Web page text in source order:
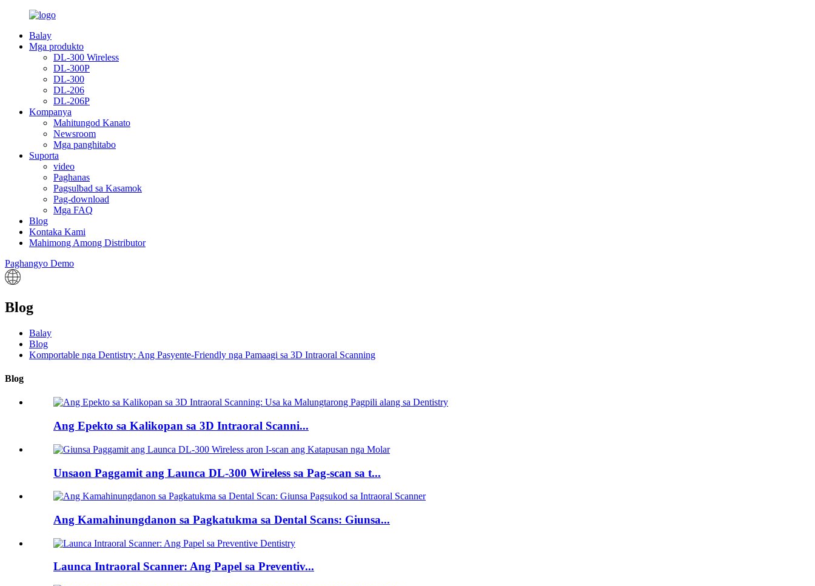
Balay
Mga produkto
DL-300 Wireless
DL-300P
DL-300
DL-206
DL-206P
Kompanya
Mahitungod Kanato
Newsroom
Mga panghitabo
Suporta
video
Paghanas
Pagsulbad sa Kasamok
Pag-download
Mga FAQ
Blog
Kontaka Kami
Mahimong Among Distributor
Paghangyo Demo
Blog
Balay
Blog
Komportable nga Dentistry: Ang Pasyente-Friendly nga Pamaagi sa 3D Intraoral Scanning
Blog
Ang Epekto sa Kalikopan sa 3D Intraoral Scanni...
Unsaon Paggamit ang Launca DL-300 Wireless sa Pag-scan sa t...
Ang Kamahinungdanon sa Pagkatukma sa Dental Scans: Giunsa...
Launca Intraoral Scanner: Ang Papel sa Preventiv...